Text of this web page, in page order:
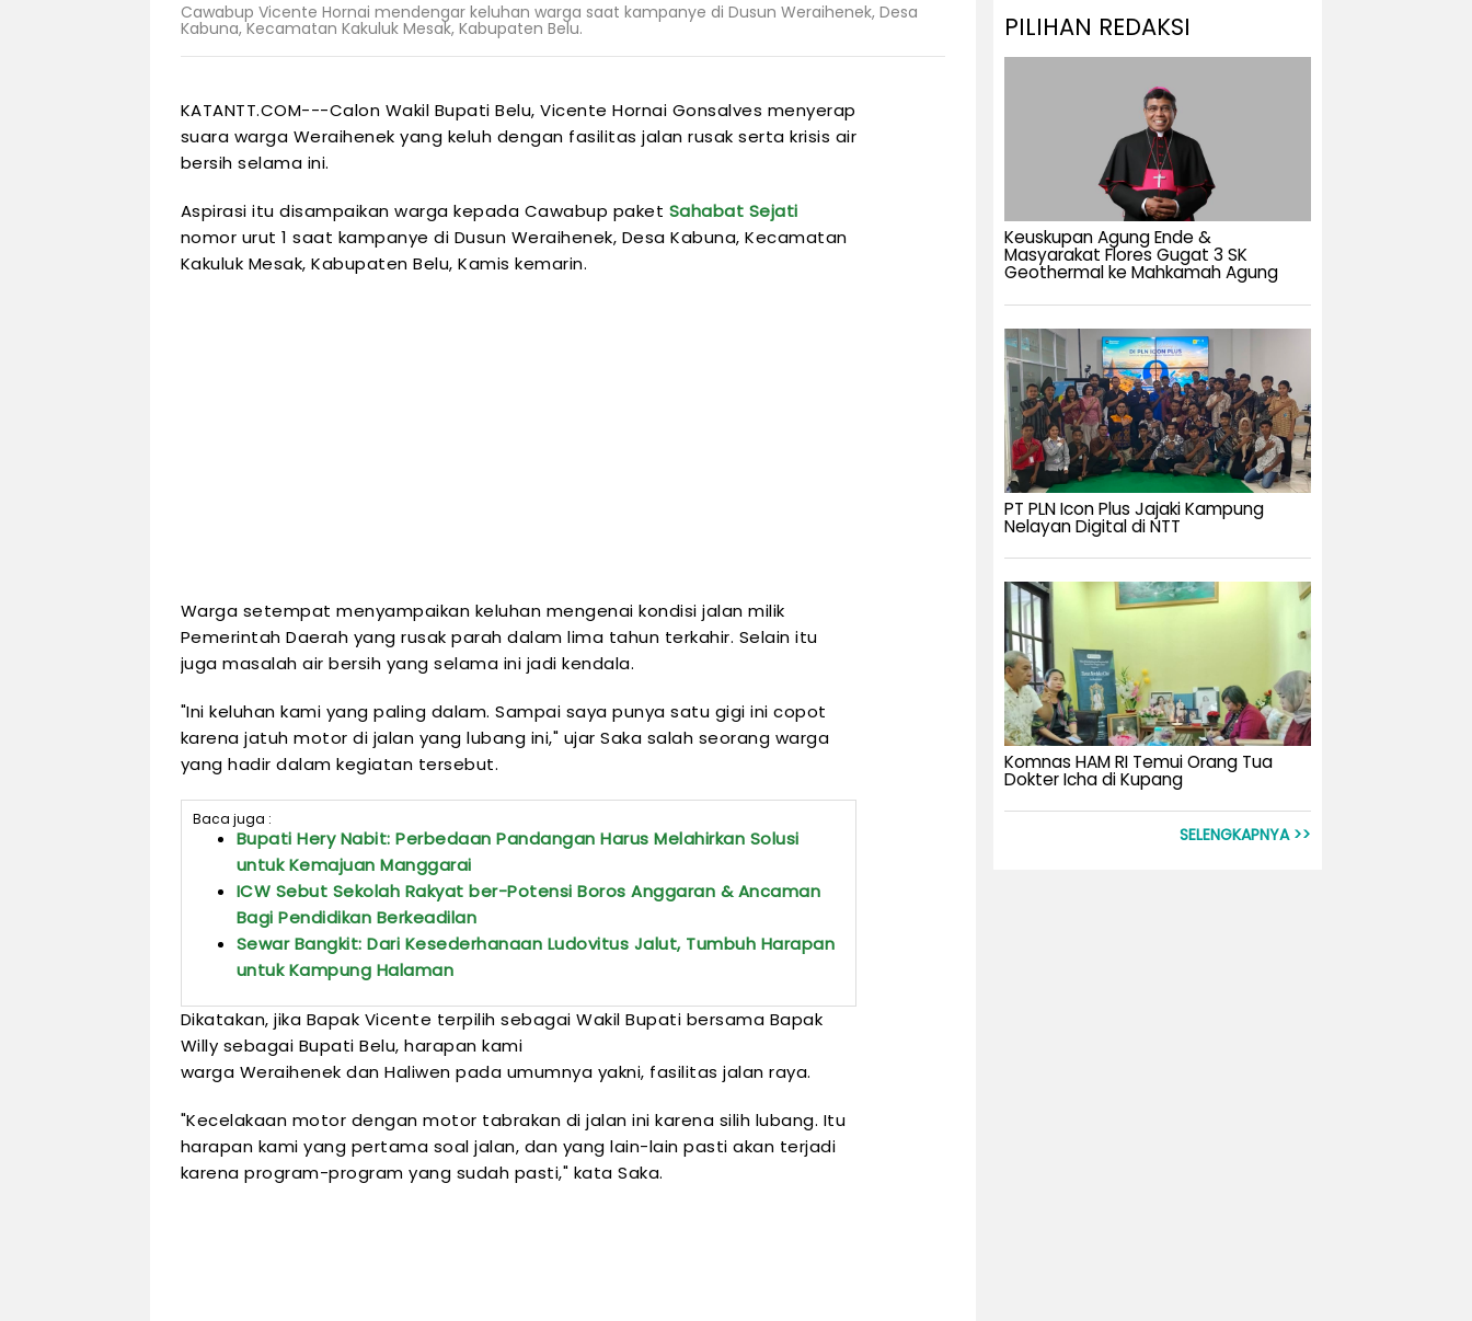
Cawabup Vicente Hornai mendengar keluhan warga saat kampanye di Dusun Weraihenek, Desa
Kabuna, Kecamatan Kakuluk Mesak, Kabupaten Belu.
KATANTT.COM---Calon Wakil Bupati Belu, Vicente Hornai Gonsalves menyerap
suara warga Weraihenek yang keluh dengan fasilitas jalan rusak serta krisis air
bersih selama ini.
Aspirasi itu disampaikan warga kepada Cawabup paket Sahabat Sejati
nomor urut 1 saat kampanye di Dusun Weraihenek, Desa Kabuna, Kecamatan
Kakuluk Mesak, Kabupaten Belu, Kamis kemarin.
Warga setempat menyampaikan keluhan mengenai kondisi jalan milik
Pemerintah Daerah yang rusak parah dalam lima tahun terkahir. Selain itu
juga masalah air bersih yang selama ini jadi kendala.
"Ini keluhan kami yang paling dalam. Sampai saya punya satu gigi ini copot
karena jatuh motor di jalan yang lubang ini," ujar Saka salah seorang warga
yang hadir dalam kegiatan tersebut.
Baca juga :
Bupati Hery Nabit: Perbedaan Pandangan Harus Melahirkan Solusi
untuk Kemajuan Manggarai
ICW Sebut Sekolah Rakyat ber-Potensi Boros Anggaran & Ancaman
Bagi Pendidikan Berkeadilan
Sewar Bangkit: Dari Kesederhanaan Ludovitus Jalut, Tumbuh Harapan
untuk Kampung Halaman
Dikatakan, jika Bapak Vicente terpilih sebagai Wakil Bupati bersama Bapak
Willy sebagai Bupati Belu, harapan kami
warga Weraihenek dan Haliwen pada umumnya yakni, fasilitas jalan raya.
"Kecelakaan motor dengan motor tabrakan di jalan ini karena silih lubang. Itu
harapan kami yang pertama soal jalan, dan yang lain-lain pasti akan terjadi
karena program-program yang sudah pasti," kata Saka.
PILIHAN REDAKSI
Keuskupan Agung Ende &
Masyarakat Flores Gugat 3 SK
Geothermal ke Mahkamah Agung
PT PLN Icon Plus Jajaki Kampung
Nelayan Digital di NTT
Komnas HAM RI Temui Orang Tua
Dokter Icha di Kupang
SELENGKAPNYA >>